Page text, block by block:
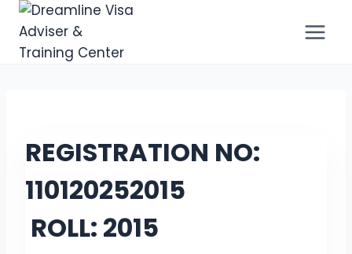
REGISTRATION NO:
110120252015
ROLL: 2015